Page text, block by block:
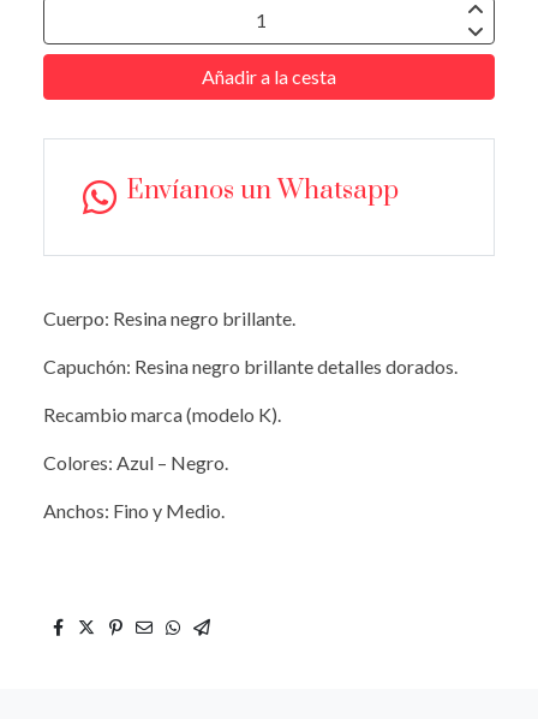
Añadir a la cesta
Envíanos un Whatsapp
Cuerpo: Resina negro brillante.
Capuchón: Resina negro brillante detalles dorados.
Recambio marca (modelo K).
Colores: Azul – Negro.
Anchos: Fino y Medio.